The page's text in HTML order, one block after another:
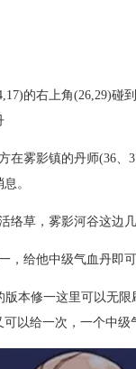
的右上角(26,29)碰
在雾影镇的丹师(36、
。
络草，雾影河谷这边
，给他中级气血丹即可
版本修一这里可以无
以给一次，一个中级